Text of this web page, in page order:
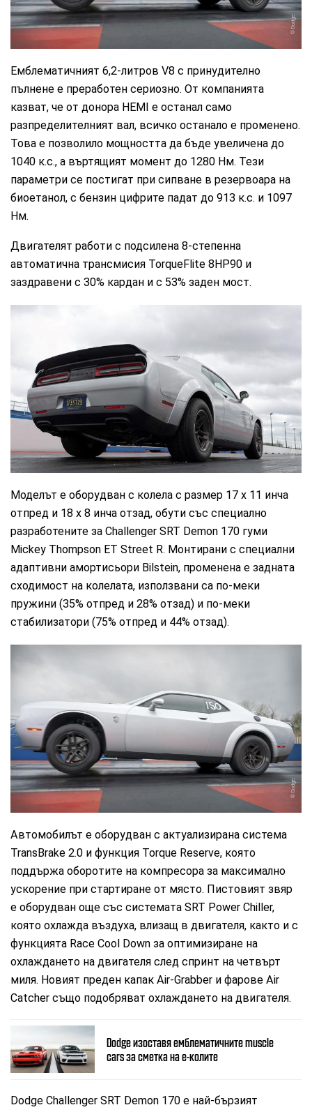
Dodge
Емблематичният 6,2-литров V8 с принудително
пълнене е преработен сериозно. От компанията
казват, че от донора HEMI е останал само
разпределителният вал, всичко останало е променено.
Това е позволило мощността да бъде увеличена до
1040 к.с., а въртящият момент до 1280 Нм. Тези
параметри се постигат при сипване в резервоара на
биоетанол, с бензин цифрите падат до 913 к.с. и 1097
Нм.
Двигателят работи с подсилена 8-степенна
автоматична трансмисия TorqueFlite 8HP90 и
заздравени с 30% кардан и с 53% заден мост.
Dodge
Моделът е оборудван с колела с размер 17 х 11 инча
отпред и 18 х 8 инча отзад, обути със специално
разработените за Challenger SRT Demon 170 гуми
Mickey Thompson ET Street R. Монтирани с специални
адаптивни амортисьори Bilstein, променена е задната
сходимост на колелата, използвани са по-меки
пружини (35% отпред и 28% отзад) и по-меки
стабилизатори (75% отпред и 44% отзад).
Dodge
Автомобилът е оборудван с актуализирана система
TransBrake 2.0 и функция Torque Reserve, която
поддържа оборотите на компресора за максимално
ускорение при стартиране от място. Пистовият звяр
е оборудван още със системата SRT Power Chiller,
която охлажда въздуха, влизащ в двигателя, както и с
функцията Race Cool Down за оптимизиране на
охлаждането на двигателя след спринт на четвърт
миля. Новият преден капак Air-Grabber и фарове Air
Catcher също подобряват охлаждането на двигателя.
Dodge изоставя емблематичните muscle
cars за сметка на е-колите
Dodge Challenger SRT Demon 170 е най-бързият